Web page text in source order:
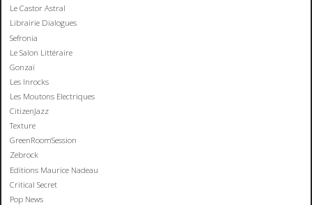
Le Castor Astral
Librairie Dialogues
Sefronia
Le Salon Littéraire
Gonzaï
Les Inrocks
Les Moutons Electriques
CitizenJazz
Texture
GreenRoomSession
Zebrock
Editions Maurice Nadeau
Critical Secret
Pop News